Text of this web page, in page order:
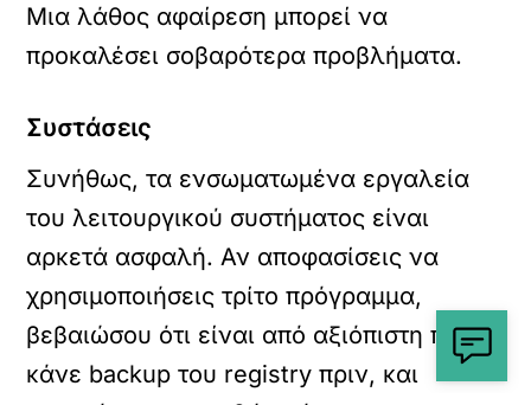
Μια λάθος αφαίρεση μπορεί να
προκαλέσει σοβαρότερα προβλήματα.
Συστάσεις
Συνήθως, τα ενσωματωμένα εργαλεία
του λειτουργικού συστήματος είναι
αρκετά ασφαλή. Αν αποφασίσεις να
χρησιμοποιήσεις τρίτο πρόγραμμα,
βεβαιώσου ότι είναι από αξιόπιστη πηγή,
κάνε backup του registry πριν, και